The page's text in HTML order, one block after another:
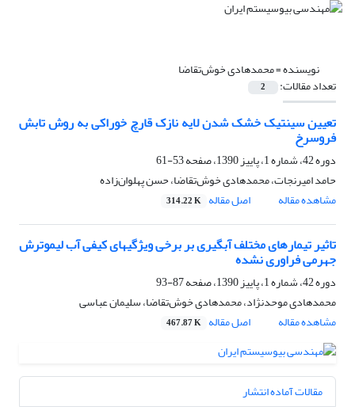
نویسنده =محمدهادی خوش‌تقاضا
تعداد مقالات: 2
تعیین سینتیک خشک شدن لایه نازک قارچ خوراکی به روش تابش
فروسرخ
دوره 42، شماره 1، پاییز 1390، صفحه
53-61
حامد امیرنجات، محمدهادی خوش‌تقاضا، حسن پهلوان‌زاده
مشاهده مقاله
اصل مقاله 314.22 K
تاثیر تیمارهای مختلف آبگیری بر برخی ویژگیهای کیفی آب لیموترش
جهرمی فراوری نشده
دوره 42، شماره 1، پاییز 1390، صفحه
87-93
محمدهادی موحدنژاد، محمدهادی خوش‌تقاضا، سلیمان عباسی
مشاهده مقاله
اصل مقاله 467.87 K
مقالات آماده انتشار